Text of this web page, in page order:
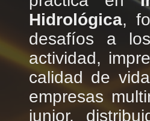
Hidrológica,
desafíos a
actividad,
calidad de
empresas
junior,